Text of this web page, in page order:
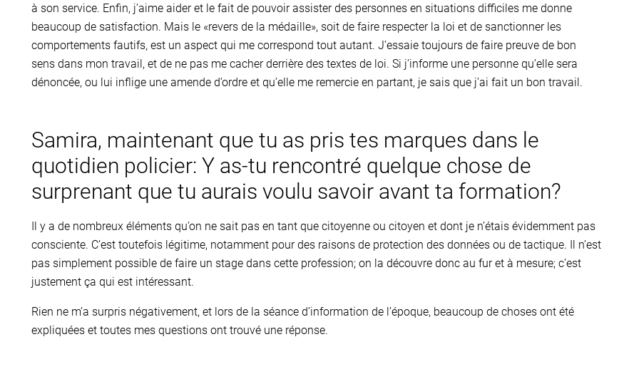
à son service. Enfin, j’aime aider et le fait de pouvoir assister des personnes en situations difficiles me donne
beaucoup de satisfaction. Mais le «revers de la médaille», soit de faire respecter la loi et de sanctionner les
comportements fautifs, est un aspect qui me correspond tout autant. J’essaie toujours de faire preuve de bon
sens dans mon travail, et de ne pas me cacher derrière des textes de loi. Si j’informe une personne qu’elle sera
dénoncée, ou lui inflige une amende d’ordre et qu’elle me remercie en partant, je sais que j’ai fait un bon travail.
Samira, maintenant que tu as pris tes marques dans le
quotidien policier: Y as-tu rencontré quelque chose de
surprenant que tu aurais voulu savoir avant ta formation?
Il y a de nombreux éléments qu’on ne sait pas en tant que citoyenne ou citoyen et dont je n’étais évidemment pas
consciente. C’est toutefois légitime, notamment pour des raisons de protection des données ou de tactique. Il n’est
pas simplement possible de faire un stage dans cette profession; on la découvre donc au fur et à mesure; c’est
justement ça qui est intéressant.
Rien ne m’a surpris négativement, et lors de la séance d’information de l’époque, beaucoup de choses ont été
expliquées et toutes mes questions ont trouvé une réponse.